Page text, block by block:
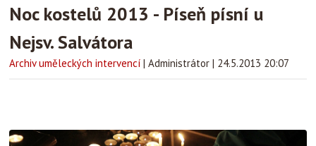
Noc kostelů 2013 - Píseň písní u
Nejsv. Salvátora
Archiv uměleckých intervencí | Administrátor | 24.5.2013 20:07